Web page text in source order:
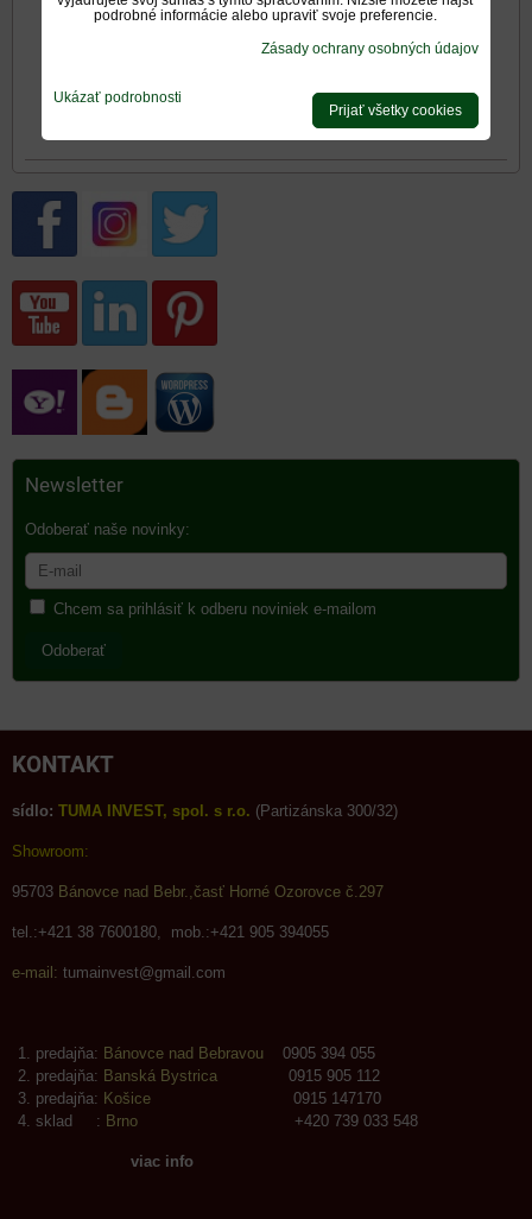
mramor
travertín
Newsletter
Odoberať naše novinky:
Chcem sa prihlásiť k odberu noviniek e-mailom
Odoberať
KONTAKT
sídlo: TUMA INVEST, spol. s r.o. (Partizánska 300/32)
Showroom:
95703 Bánovce nad Bebr.,časť Horné Ozorovce č.297
tel.:+421 38 7600180, mob.:+421 905 394055
e-mail: tumainvest@gmail.com
predajňa: Bánovce nad Bebravou 0905 394 055
predajňa: Banská Bystrica 0915 905 112
predajňa: Košice 0915 147170
sklad : Brno +420 739 033 548
viac info
podrobné informácie alebo upraviť svoje preferencie.
Zásady ochrany osobných údajov
Ukázať podrobnosti
Prijať všetky cookies